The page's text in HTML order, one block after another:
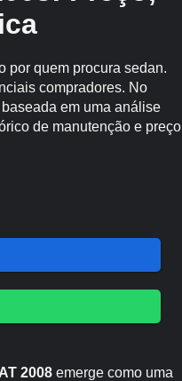
por quem procura sedan.
compradores. No
em uma análise
de manutenção e preço
2008 emerge como uma